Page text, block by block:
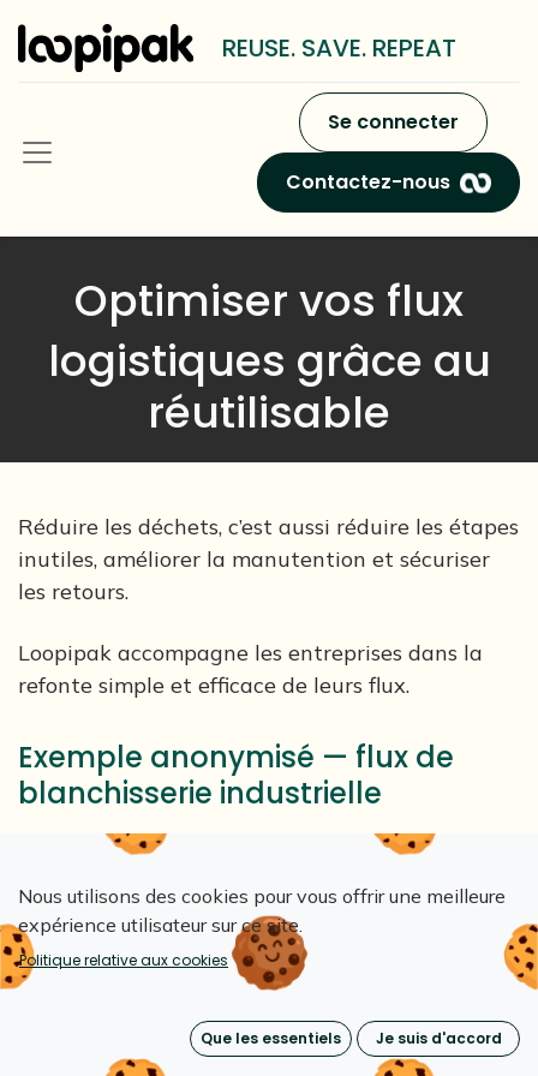
REUSE. SAVE. REPEAT
Se connecter
Contactez-nous
Optimiser vos flux
logistiques grâce au
réutilisable
Réduire les déchets, c’est aussi réduire les étapes
inutiles, améliorer la manutention et sécuriser
les retours.
Loopipak accompagne les entreprises dans la
refonte simple et efficace de leurs flux.​
Exemple anonymisé — flux de
blanchisserie industrielle
sacs jetables → sacs réutilisables
meilleure hygiène
process plus simple
économies logistiques
intégration d'un système de tracking
Nous utilisons des cookies pour vous offrir une meilleure
expérience utilisateur sur ce site.
Politique relative aux cookies
Que les essentiels Je suis d'accord